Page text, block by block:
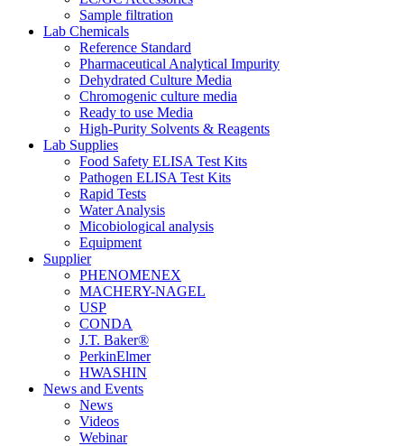
Sample filtration
Lab Chemicals
Reference Standard
Pharmaceutical Analytical Impurity
Dehydrated Culture Media
Chromogenic culture media
Ready to use Media
High-Purity Solvents & Reagents
Lab Supplies
Food Safety ELISA Test Kits
Pathogen ELISA Test Kits
Rapid Tests
Water Analysis
Micobiological analysis
Equipment
Supplier
PHENOMENEX
MACHERY-NAGEL
USP
CONDA
J.T. Baker®
PerkinElmer
HWASHIN
News and Events
News
Videos
Webinar